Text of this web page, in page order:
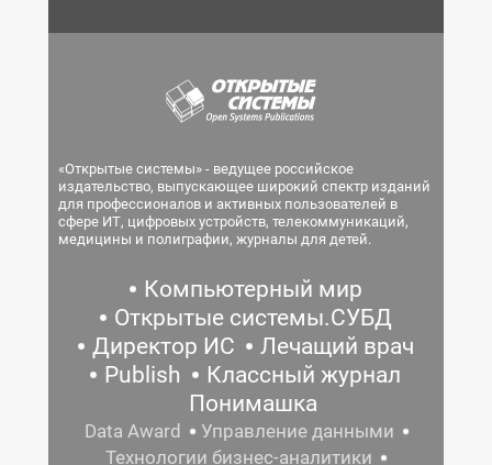
«Открытые системы» - ведущее российское
издательство, выпускающее широкий спектр изданий
для профессионалов и активных пользователей в
сфере ИТ, цифровых устройств, телекоммуникаций,
медицины и полиграфии, журналы для детей.
Компьютерный мир
Открытые системы.СУБД
Директор ИС
Лечащий врач
Publish
Классный журнал
Понимашка
Data Award
Управление данными
Технологии бизнес-аналитики